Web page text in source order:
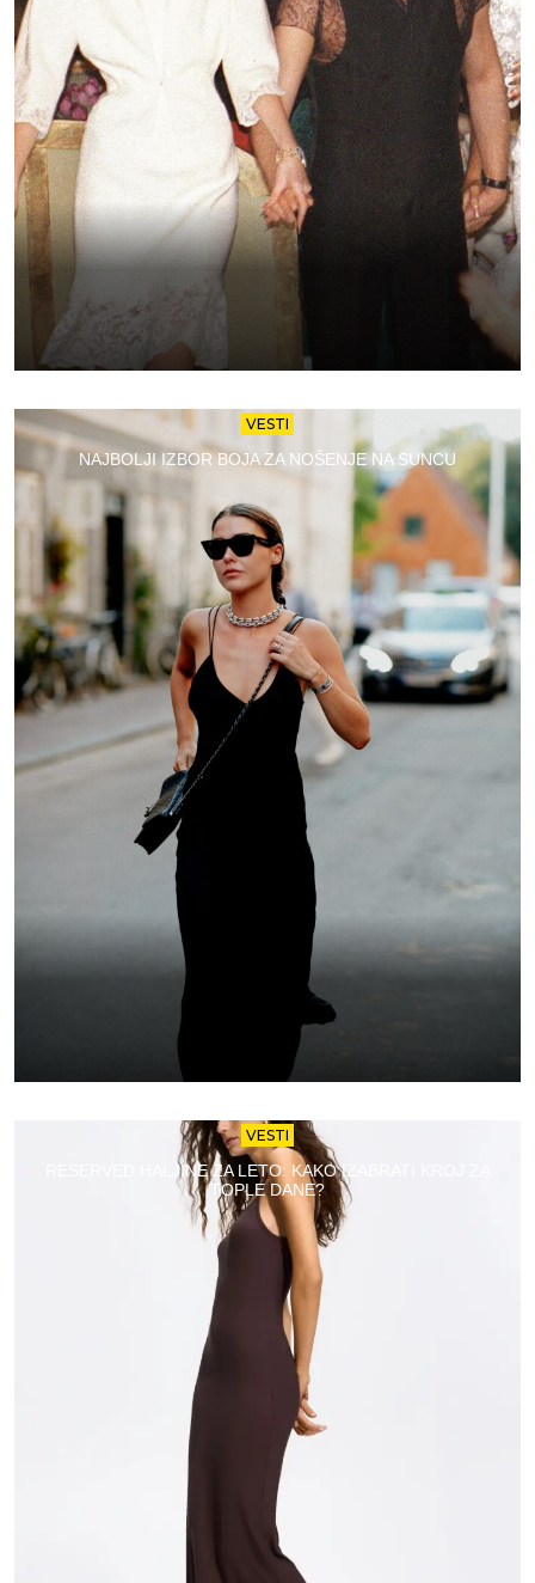
VESTI
NAJBOLJI IZBOR BOJA ZA NOŠENJE NA SUNCU
VESTI
RESERVED HALJINE ZA LETO: KAKO IZABRATI KROJ ZA
TOPLE DANE?